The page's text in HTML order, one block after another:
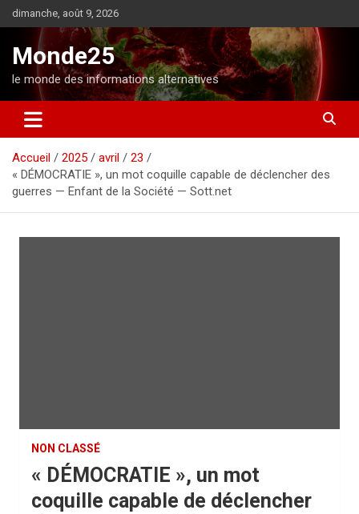
l
o
n
dimanche, août 9, 2026
Monde25
le monde des informations alternatives
Accueil 2025 avril
23
« DÉMOCRATIE », un mot coquille capable de déclencher des
guerres — Enfant de la Société — Sott.net
NON CLASSÉ
« DÉMOCRATIE », un mot
coquille capable de déclencher